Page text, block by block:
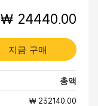
₩ 24440.00
지금 구매
총액
₩ 232140.00